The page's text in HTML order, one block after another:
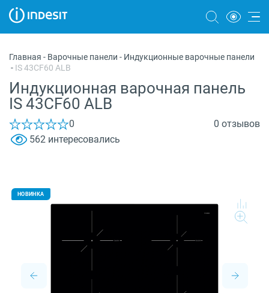
Морозильные камеры
Стиральные и сушильные машины
Посудомоечные машины
Плиты
Вытяжки
Микроволновые печи
О бренде
Главная - Варочные панели - Индукционные варочные панели
- IS 43CF60 ALB
Индукционная варочная панель
IS 43CF60 ALB
0
0 отзывов
562 интересовались
НОВИНКА